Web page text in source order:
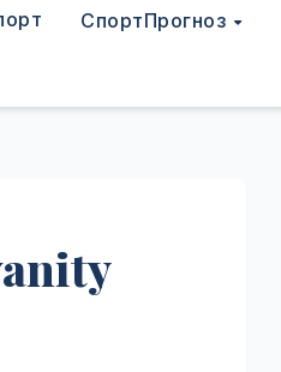
СпортПрогноз